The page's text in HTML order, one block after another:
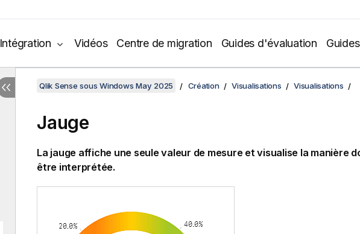
Intégration Vidéos Centre de migration Guides d'évaluation
Qlik Sense sous Windows May 2025 Création Visualisations Visualisations
Jauge
La jauge affiche une seule valeur de mesure et visualise la manière
être interprétée.